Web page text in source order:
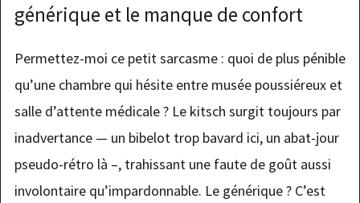
générique et le manque de confort
Permettez-moi ce petit sarcasme : quoi de plus pénible
qu’une chambre qui hésite entre musée poussiéreux et
salle d’attente médicale ? Le kitsch surgit toujours par
inadvertance — un bibelot trop bavard ici, un abat-jour
pseudo-rétro là –, trahissant une faute de goût aussi
involontaire qu’impardonnable. Le générique ? C’est